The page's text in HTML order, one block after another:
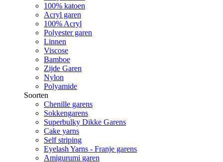
100% katoen
Acryl garen
100% Acryl
Polyester garen
Linnen
Viscose
Bamboe
Zijde Garen
Nylon
Polyamide
Soorten
Chenille garens
Sokkengarens
Superbulky Dikke Garens
Cake yarns
Self striping
Eyelash Yarns - Franje garens
Amigurumi garen